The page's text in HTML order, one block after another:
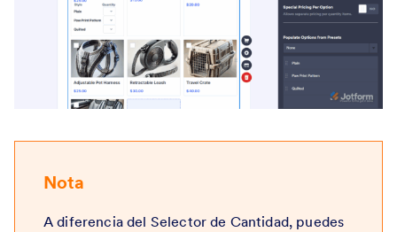
Nota
A diferencia del Selector de Cantidad, puedes